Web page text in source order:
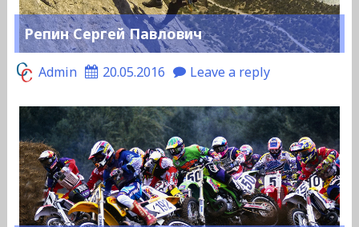
Репин Сергей Павлович
Admin 20.05.2016 Leave a reply